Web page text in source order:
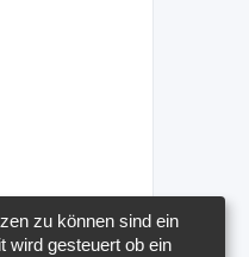
zu können sind ein
wird gesteuert ob ein